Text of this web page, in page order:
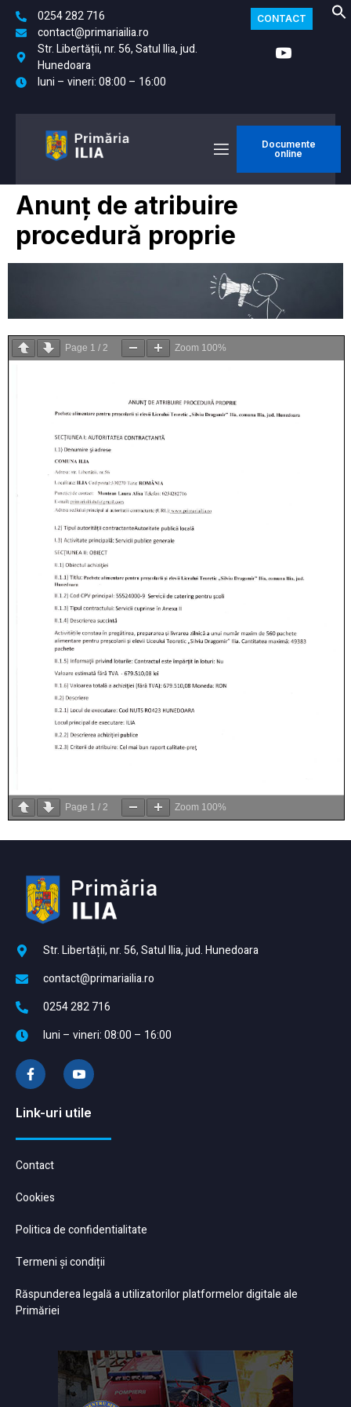
0254 282 716
contact@primariailia.ro
Str. Libertății, nr. 56, Satul Ilia, jud.
Hunedoara
luni – vineri: 08:00 – 16:00
CONTACT
Documente
online
Anunț de atribuire
procedură proprie
Page 1 / 2 Zoom 100%
Page 1 / 2 Zoom 100%
Str. Libertății, nr. 56, Satul Ilia, jud. Hunedoara
contact@primariailia.ro
0254 282 716
luni – vineri: 08:00 – 16:00
Link-uri utile
Contact
Cookies
Politica de confidentialitate
Termeni și condiții
Răspunderea legală a utilizatorilor platformelor digitale ale
Primăriei